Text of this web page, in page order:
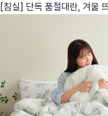
[침실] 단독 품절대란, 겨울